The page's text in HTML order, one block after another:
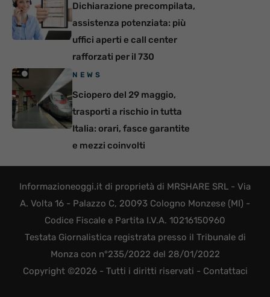
Dichiarazione precompilata,
assistenza potenziata: più
uffici aperti e call center
rafforzati per il 730
NEWS
Sciopero del 29 maggio,
trasporti a rischio in tutta
Italia: orari, fasce garantite
e mezzi coinvolti
Informazioneoggi.it di proprietà di MRSHARE SRL - Via
A. Volta 16 - Palazzo C, 20093 Cologno Monzese (MI) -
Codice Fiscale e Partita I.V.A. 10216150960
Testata Giornalistica registrata presso il Tribunale di
Monza con n°235/2022 del 28/01/2022
Copyright ©2026 - Tutti i diritti riservati - Contattaci